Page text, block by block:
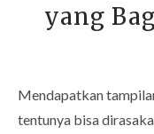
yang
Mendapatkan
tentunya bisa